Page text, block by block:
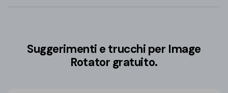
Suggerimenti e trucchi per Image
Rotator gratuito.